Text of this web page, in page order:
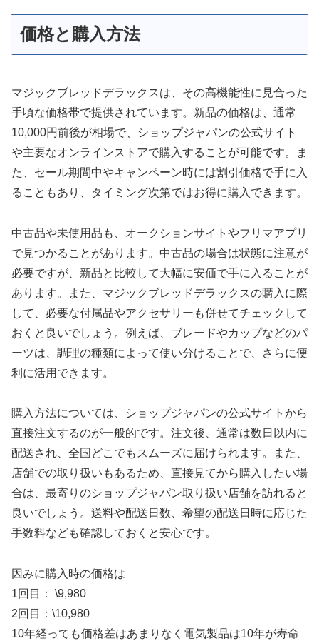
価格と購入方法
マジックブレッドデラックスは、その高機能性に見合った
手頃な価格帯で提供されています。新品の価格は、通常
10,000円前後が相場で、ショップジャパンの公式サイト
や主要なオンラインストアで購入することが可能です。ま
た、セール期間中やキャンペーン時には割引価格で手に入
ることもあり、タイミング次第ではお得に購入できます。
中古品や未使用品も、オークションサイトやフリマアプリ
で見つかることがあります。中古品の場合は状態に注意が
必要ですが、新品と比較して大幅に安価で手に入ることが
あります。また、マジックブレッドデラックスの購入に際
して、必要な付属品やアクセサリーも併せてチェックして
おくと良いでしょう。例えば、ブレードやカップなどのパ
ーツは、調理の種類によって使い分けることで、さらに便
利に活用できます。
購入方法については、ショップジャパンの公式サイトから
直接注文するのが一般的です。注文後、通常は数日以内に
配送され、全国どこでもスムーズに届けられます。また、
店舗での取り扱いもあるため、直接見てから購入したい場
合は、最寄りのショップジャパン取り扱い店舗を訪れると
良いでしょう。送料や配送日数、希望の配送日時に応じた
手数料なども確認しておくと安心です。
因みに購入時の価格は
1回目： \9,980
2回目：\10,980
10年経っても価格差はあまりなく電気製品は10年が寿命